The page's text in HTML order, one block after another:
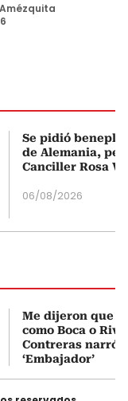
Se pidió
de Alemania,
Canciller Rosa
06/08/2026
Me dijeron que
como Boca o
Contreras narró
‘Embajador’